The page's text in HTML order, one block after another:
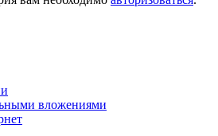
вложениями